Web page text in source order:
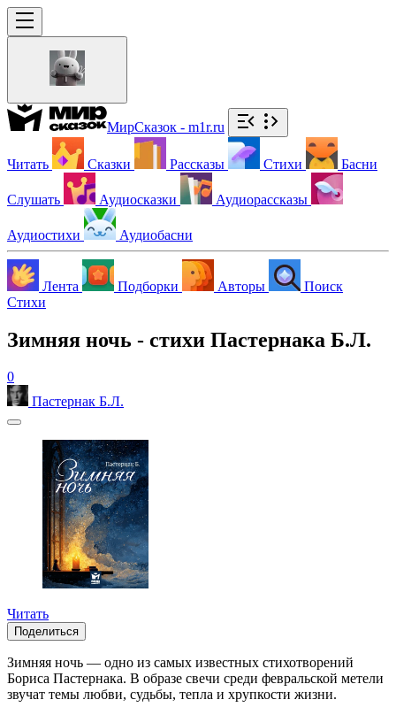
МирСказок - m1r.ru
Читать Сказки Рассказы Стихи Басни
Слушать Аудиосказки Аудиорассказы
Аудиостихи Аудиобасни
Лента Подборки Авторы
Поиск
Стихи
Зимняя ночь - стихи Пастернака Б.Л.
0
Пастернак Б.Л.
Читать
Поделиться
Зимняя ночь — одно из самых известных стихотворений
Бориса Пастернака. В образе свечи среди февральской метели
звучат темы любви, судьбы, тепла и хрупкости жизни.